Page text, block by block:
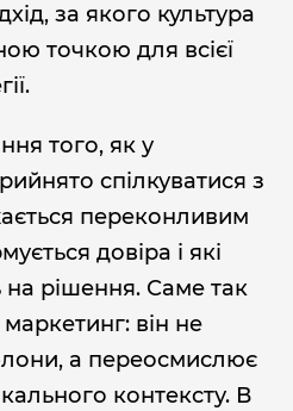
за якого культура
точкою для всієї
того, як у
спілкуватися з
переконливим
довіра і які
рішення. Саме так
він не
а переосмислює
контексту. В